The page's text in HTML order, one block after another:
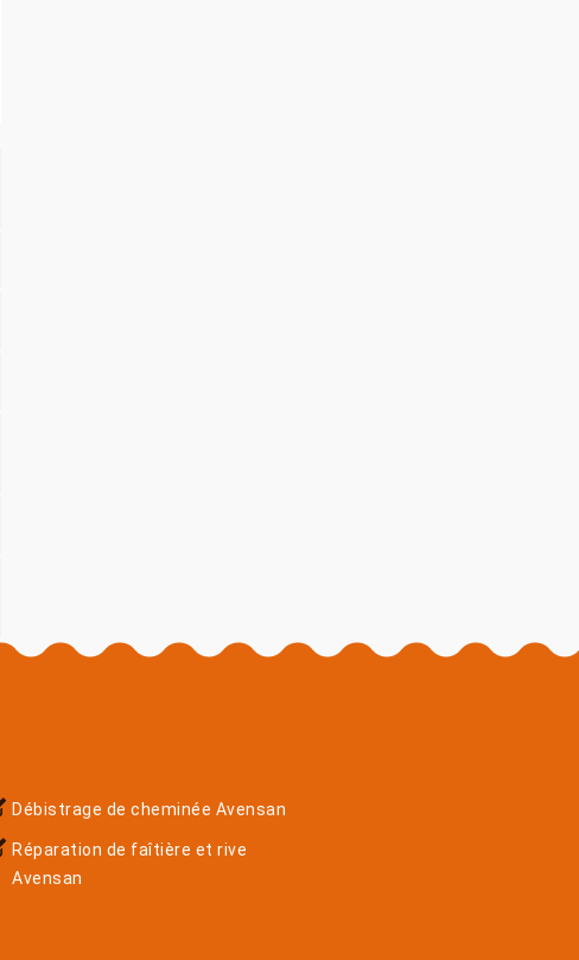
Débistrage de cheminée Avensan
Réparation de faîtière et rive
Avensan